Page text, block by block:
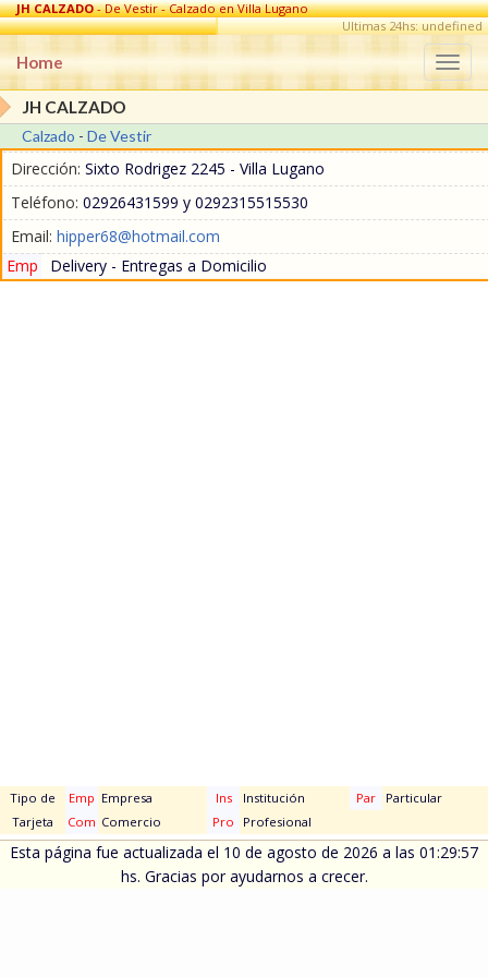
JH CALZADO- De Vestir - Calzado en Villa Lugano
Ultimas 24hs: undefined
Home
JH CALZADO
Calzado - De Vestir
Dirección: Sixto Rodrigez 2245 - Villa Lugano
Teléfono: 02926431599 y 0292315515530
Email: hipper68@hotmail.com
Emp
Delivery - Entregas a Domicilio
Tipo de
Tarjeta
Emp Empresa Ins Institución Par
Particular
Com Comercio Pro Profesional
Esta página fue actualizada el 10 de agosto de 2026 a las 01:29:57
hs. Gracias por ayudarnos a crecer.